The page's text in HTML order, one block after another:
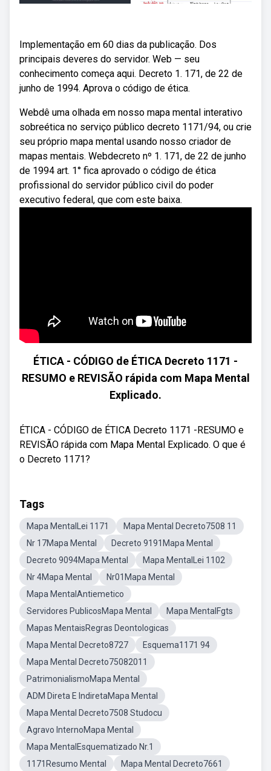
Implementação em 60 dias da publicação. Dos
principais deveres do servidor. Web — seu
conhecimento começa aqui. Decreto 1. 171, de 22 de
junho de 1994. Aprova o código de ética.
Webdê uma olhada em nosso mapa mental interativo
sobreética no serviço público decreto 1171/94, ou crie
seu próprio mapa mental usando nosso criador de
mapas mentais. Webdecreto nº 1. 171, de 22 de junho
de 1994 art. 1° fica aprovado o código de ética
profissional do servidor público civil do poder
executivo federal, que com este baixa.
ÉTICA - CÓDIGO de ÉTICA Decreto 1171 -
RESUMO e REVISÃO rápida com Mapa Mental
Explicado.
ÉTICA - CÓDIGO de ÉTICA Decreto 1171 -RESUMO e
REVISÃO rápida com Mapa Mental Explicado. O que é
o Decreto 1171?
Tags
Mapa MentalLei 1171
Mapa Mental Decreto7508 11
Nr 17Mapa Mental
Decreto 9191Mapa Mental
Decreto 9094Mapa Mental
Mapa MentalLei 1102
Nr 4Mapa Mental
Nr01Mapa Mental
Mapa MentalAntiemetico
Servidores PublicosMapa Mental
Mapa MentalFgts
Mapas MentaisRegras Deontologicas
Mapa Mental Decreto8727
Esquema1171 94
Mapa Mental Decreto75082011
PatrimonialismoMapa Mental
ADM Direta E IndiretaMapa Mental
Mapa Mental Decreto7508 Studocu
Agravo InternoMapa Mental
Mapa MentalEsquematizado Nr.1
1171Resumo Mental
Mapa Mental Decreto7661